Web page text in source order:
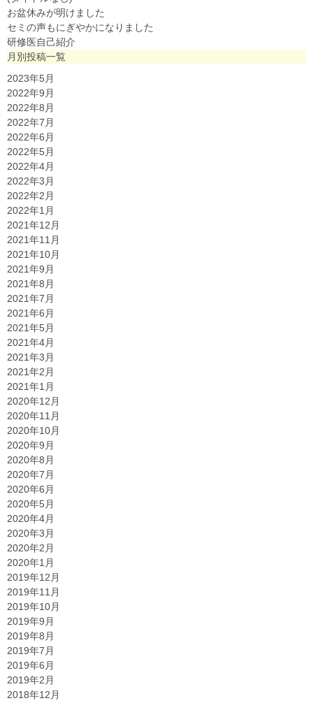
お盆休みが明けました
セミの声もにぎやかになりました
研修医自己紹介
月別投稿一覧
2023年5月
2022年9月
2022年8月
2022年7月
2022年6月
2022年5月
2022年4月
2022年3月
2022年2月
2022年1月
2021年12月
2021年11月
2021年10月
2021年9月
2021年8月
2021年7月
2021年6月
2021年5月
2021年4月
2021年3月
2021年2月
2021年1月
2020年12月
2020年11月
2020年10月
2020年9月
2020年8月
2020年7月
2020年6月
2020年5月
2020年4月
2020年3月
2020年2月
2020年1月
2019年12月
2019年11月
2019年10月
2019年9月
2019年8月
2019年7月
2019年6月
2019年2月
2018年12月